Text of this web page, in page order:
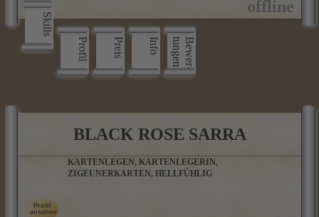
Skills
Profil
Preis Info B
e
w
e
r
­
t
u
n
g
e
n
BLACK ROSE SARRA
KARTENLEGEN, KARTENLEGERIN,
ZIGEUNERKARTEN, HELLFÜHLIG